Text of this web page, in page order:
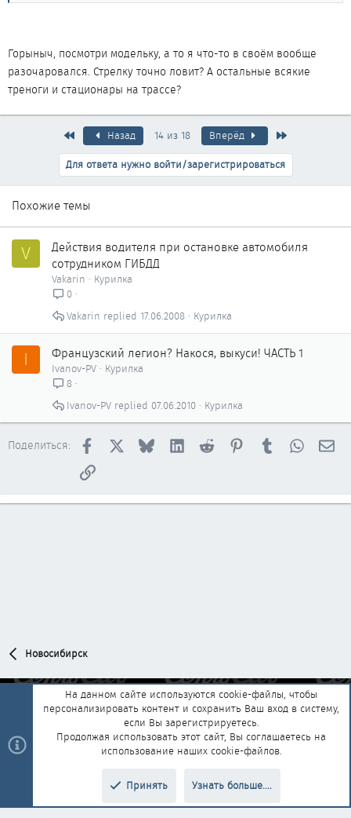
Горыныч, посмотри модельку, а то я что-то в своём вообще
разочаровался. Стрелку точно ловит? А остальные всякие
треноги и стационары на трассе?
ПервыйНазад 14 из 18 Вперёд
Для ответа нужно войти/зарегистрироваться
Похожие темы
V
Действия водителя при остановке автомобиля
сотрудником ГИБДД
Vakarin
Курилка
0
Курилка
17.06.2008
Vakarin
I Французский легион? Накося, выкуси! ЧАСТЬ 1
Ivanov-PV
Курилка
8
Курилка
07.06.2010
Ivanov-PV
Поделиться: Facebook BlueskyLinkedInReddit PinterestTumblr
Ссылка
Новосибирск
Обратная связь
Условия и правила
Политика конфиденциальности
Помощь Главная
R
add-ons by ThemeHouse Перевод от Jumuro®
На данном сайте используются cookie-файлы, чтобы
персонализировать контент и сохранить Ваш вход в систему,
если Вы зарегистрируетесь.
Продолжая использовать этот сайт, Вы соглашаетесь на
использование наших cookie-файлов.
Принять Узнать больше....